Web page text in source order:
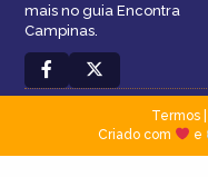
mais no guia Encontra
Campinas.
Termos|
Criado com
e